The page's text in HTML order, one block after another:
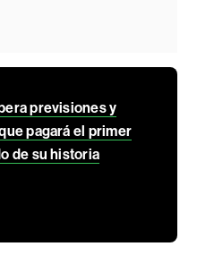
previsiones y
pagará el primer
de su historia